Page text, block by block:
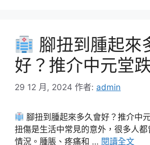
腳扭到腫起來
好？推介中元堂
29 12 月, 2024 作者: admin
腳扭到腫起來多久會好？推介中
扭傷是生活中常見的意外，很多人都
情況。腫脹、疼痛和 … 閱讀全文